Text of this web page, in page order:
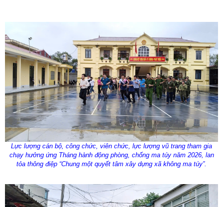
Lực lượng cán bộ, công chức, viên chức, lực lượng vũ trang tham gia
chạy hưởng ứng Tháng hành động phòng, chống ma túy năm 2026, lan
tỏa thông điệp “Chung một quyết tâm xây dựng xã không ma túy”.